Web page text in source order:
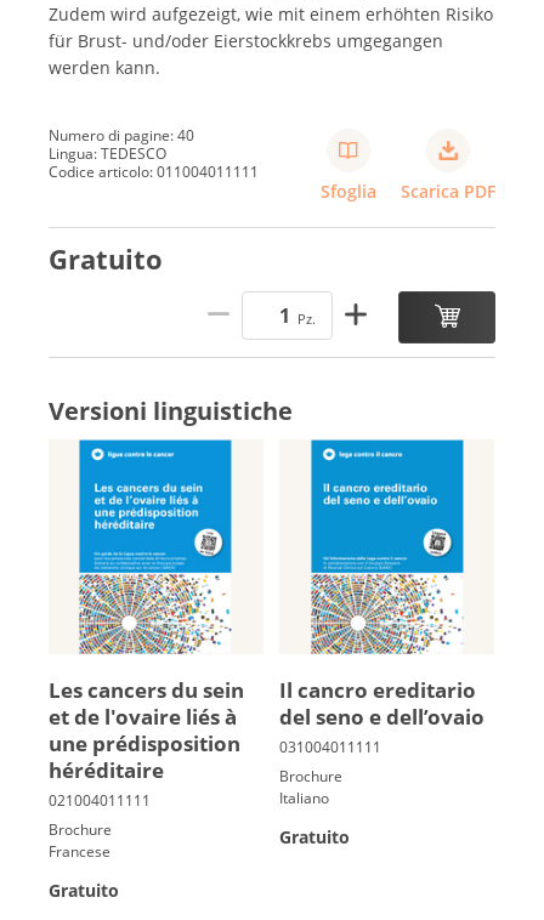
Zudem wird aufgezeigt, wie mit einem erhöhten Risiko
für Brust- und/oder Eierstockkrebs umgegangen
werden kann.
Numero di pagine: 40
Lingua: TEDESCO
Codice articolo: 011004011111
Sfoglia Scarica PDF
Gratuito
Pz.
Versioni linguistiche
Les can­cers du sein
et de l'ovaire liés à
une pré­dis­po­si­tion
hé­ré­di­taire
Brochure
Francese
Gratuito
Il cancro ereditario
del seno e dell’ova­io
Brochure
Italiano
Gratuito